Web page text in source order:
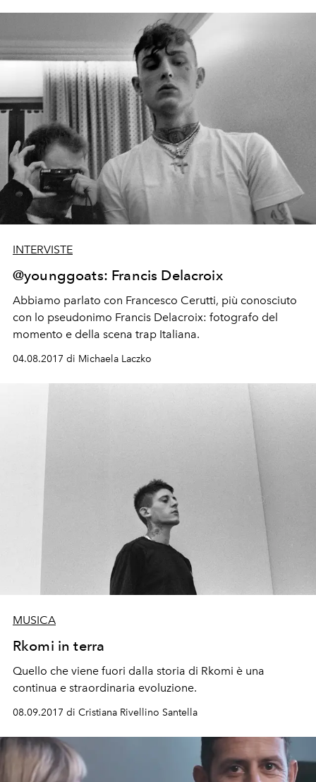
INTERVISTE
@younggoats: Francis Delacroix
Abbiamo parlato con Francesco Cerutti, più conosciuto
con lo pseudonimo Francis Delacroix: fotografo del
momento e della scena trap Italiana.
04.08.2017 di Michaela Laczko
MUSICA
Rkomi in terra
Quello che viene fuori dalla storia di Rkomi è una
continua e straordinaria evoluzione.
08.09.2017 di Cristiana Rivellino Santella